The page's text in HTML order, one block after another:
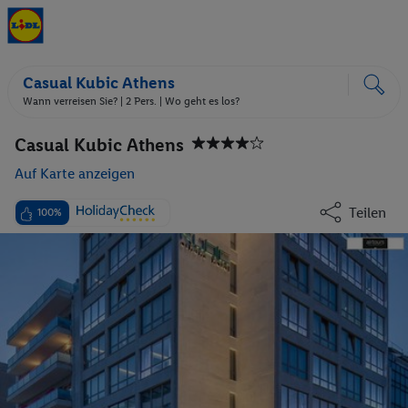
Casual Kubic Athens
Wann verreisen Sie? | 2 Pers. | Wo geht es los?
Casual Kubic Athens
Auf Karte anzeigen
100% Teilen